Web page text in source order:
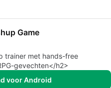
Game
trainer met hands-free
gevechten</h2>
voor Android